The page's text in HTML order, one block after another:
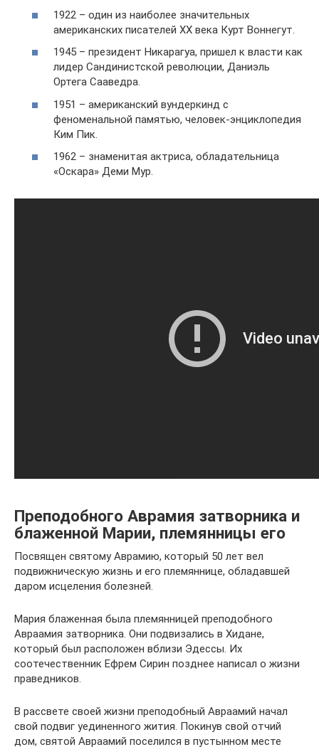
1922 – один из наиболее значительных
американских писателей ХХ века Курт Воннегут.
1945 – президент Никарагуа, пришел к власти как
лидер Сандинистской революции, Даниэль
Ортега Сааведра.
1951 – американский вундеркинд с
феноменальной памятью, человек-энциклопедия
Ким Пик.
1962 – знаменитая актриса, обладательница
«Оскара» Деми Мур.
Преподобного Аврамия затворника и
блаженной Марии, племянницы его
Посвящен святому Аврамию, который 50 лет вел
подвижническую жизнь и его племяннице, обладавшей
даром исцеления болезней.
Мария блаженная была племянницей преподобного
Авраамия затворника. Они подвизались в Хидане,
который был расположен вблизи Эдессы. Их
соотечественник Ефрем Сирин позднее написал о жизни
праведников.
В рассвете своей жизни преподобный Авраамий начал
свой подвиг уединенного жития. Покинув свой отчий
дом, святой Авраамий поселился в пустынном месте